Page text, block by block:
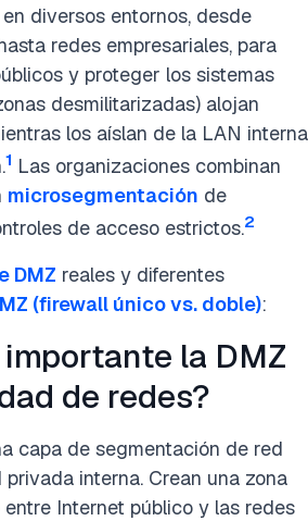
diversos entornos, desde
redes empresariales, para
y proteger los sistemas
desmilitarizadas) alojan
los aíslan de la LAN interna
1 Las organizaciones combinan
microsegmentación de
de acceso estrictos.2
DMZ reales y diferentes
(firewall único vs. doble):
la DMZ
de redes?
capa de segmentación de red
interna. Crean una zona
Internet público y las redes